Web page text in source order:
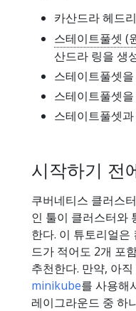
카산드라 헤드
스테이트풀셋 (
산드라 링을 생
스테이트풀셋
스테이트풀셋
스테이트풀셋
시작하기 전
쿠버네티스 클러스
인 툴이 클러스터와
한다. 이 튜토리얼은
드가 적어도 2개 포
추천한다. 만약, 아
minikube를 사용해
레이그라운드 중 하